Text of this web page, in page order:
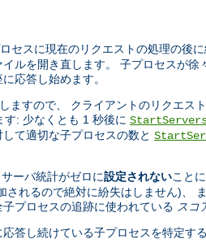
セスに現在のリクエストの処理の後
ルを開き直します。 子プロセスが徐
応答し始めます。
すので、 クライアントのリクエス
す: 少なくとも 1 秒後に
て適切な子プロセスの数と
ーバ統計がゼロに設定されないこと
れるので絶対に紛失はしません)、
プロセスの追跡に使われている スコ
答し続けている子プロセスを特定す